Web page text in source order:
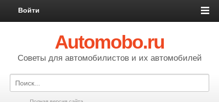
Войти
Automobo.ru
Cоветы для автомобилистов и их автомобилей